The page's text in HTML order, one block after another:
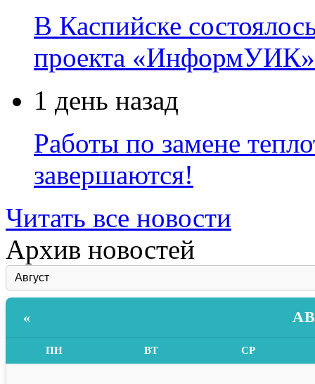
В Каспийске
проекта «ИнформУИК»
1 день назад
Работы по замене
завершаются!
Читать все новости
Архив новостей
«
ПН ВТ СР